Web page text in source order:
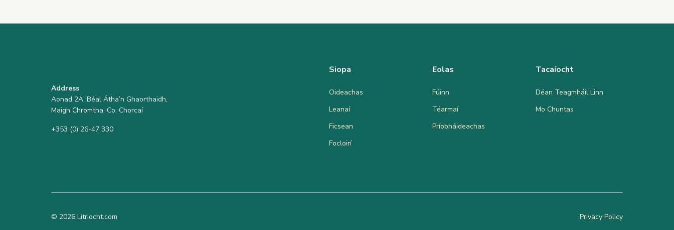
Address
Aonad 2A, Béal Átha’n Ghaorthaidh,
Maigh Chromtha, Co. Chorcaí
+353 (0) 26-47 330
Siopa
Oideachas
Leanaí
Ficsean
Focloirí
Eolas
Fúinn
Téarmaí
Príobháideachas
Tacaíocht
Déan Teagmháil Linn
Mo Chuntas
© 2026 Litriocht.com Privacy Policy